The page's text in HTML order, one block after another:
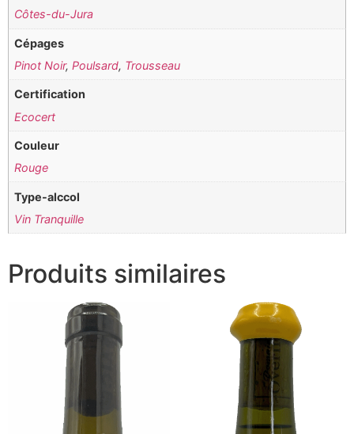
Côtes-du-Jura
Cépages
Pinot Noir,Poulsard, Trousseau
Certification
Ecocert
Couleur
Rouge
Type-alccol
Vin Tranquille
Produits similaires